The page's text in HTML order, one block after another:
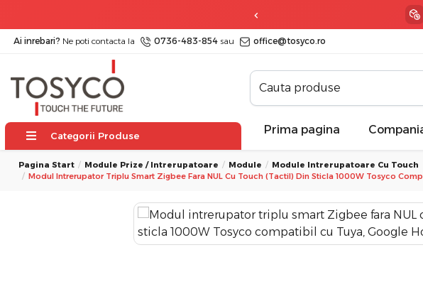
Ai inrebari? Ne poti contacta la 0736-483-854 sau office@tosyco.ro
Categorii Produse Prima pagina
Pagina Start Module Prize / Intrerupatoare Module
Module Intrerupatoare Cu Touch
​​Modul Intrerupator Triplu Smart Zigbee Fara NUL Cu Touch (tactil) Din Sticla 1000W Tosyco